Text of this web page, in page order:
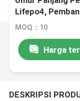
Lifepo4,
MOQ：10
Harga
DESKRIPSI